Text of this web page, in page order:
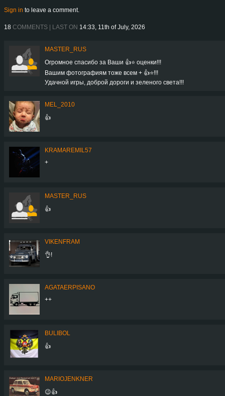
Sign in to leave a comment.
18 COMMENTS | LAST ON 14:33, 11th of July, 2026
MASTER_RUS
Огромное спасибо за Ваши 👍⭐️ оценки!!!
Вашим фотографиям тоже всем + 👍⭐️!!!
Удачной игры, доброй дороги и зеленого света!!!
MEL_2010
👍
KRAMAREMIL57
+
MASTER_RUS
👍
VIKENFRAM
👌!
AGATAERPISANO
++
BULIBOL
👍
MARIOJENKNER
😉👍